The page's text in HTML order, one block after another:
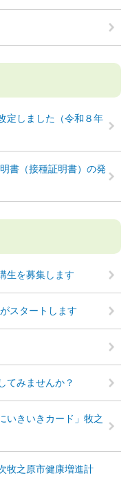
定しました（令和８年
書（接種証明書）の発
生を募集します
スタートします
てみませんか？
いきいきカード」牧之
牧之原市健康増進計